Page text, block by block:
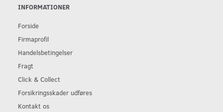
INFORMATIONER
Forside
Firmaprofil
Handelsbetingelser
Fragt
Click & Collect
Forsikringsskader udføres
Kontakt os